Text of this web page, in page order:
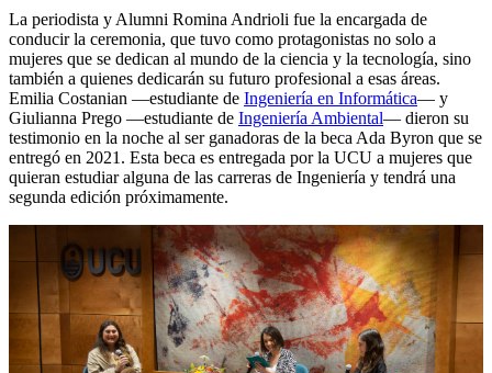
La periodista y Alumni Romina Andrioli fue la encargada de
conducir la ceremonia, que tuvo como protagonistas no solo a
mujeres que se dedican al mundo de la ciencia y la tecnología, sino
también a quienes dedicarán su futuro profesional a esas áreas.
Emilia Costanian —estudiante de Ingeniería en Informática— y
Giulianna Prego —estudiante de Ingeniería Ambiental— dieron su
testimonio en la noche al ser ganadoras de la beca Ada Byron que se
entregó en 2021. Esta beca es entregada por la UCU a mujeres que
quieran estudiar alguna de las carreras de Ingeniería y tendrá una
segunda edición próximamente.